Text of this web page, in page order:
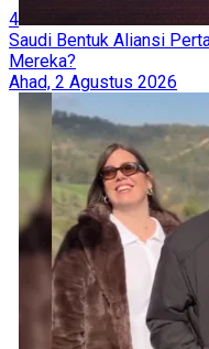
4
Saudi Bentuk Aliansi
Mereka?
Ahad, 2 Agustus 2026